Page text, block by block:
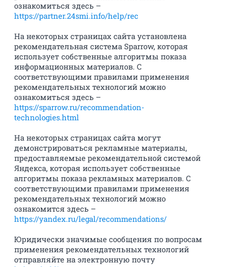
ознакомиться здесь –
https://partner.24smi.info/help/rec
На некоторых страницах сайта установлена
рекомендательная система Sparrow, которая
использует собственные алгоритмы показа
информационных материалов. С
соответствующими правилами применения
рекомендательных технологий можно
ознакомиться здесь –
https://sparrow.ru/recommendation-
technologies.html
На некоторых страницах сайта могут
демонстрироваться рекламные материалы,
предоставляемые рекомендательной системой
Яндекса, которая использует собственные
алгоритмы показа рекламных материалов. С
соответствующими правилами применения
рекомендательных технологий можно
ознакомится здесь –
https://yandex.ru/legal/recommendations/
Юридически значимые сообщения по вопросам
применения рекомендательных технологий
отправляйте на электронную почту